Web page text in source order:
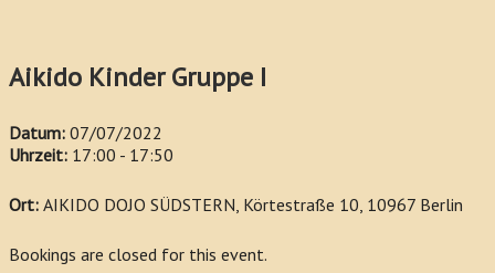
Aikido Kinder Gruppe I
Datum: 07/07/2022
Uhrzeit: 17:00 - 17:50
Ort: AIKIDO DOJO SÜDSTERN, Körtestraße 10, 10967 Berlin
Bookings are closed for this event.